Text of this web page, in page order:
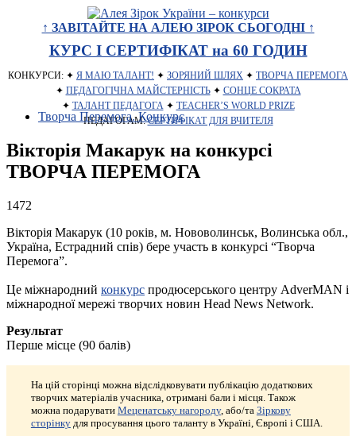
↑ ЗАВІТАЙТЕ НА АЛЕЮ ЗІРОК СЬОГОДНІ ↑
КУРС І СЕРТИФІКАТ на 60 ГОДИН
КОНКУРСИ: ✦ Я МАЮ ТАЛАНТ! ✦ ЗОРЯНИЙ ШЛЯХ ✦ ТВОРЧА ПЕРЕМОГА
✦ ПЕДАГОГІЧНА МАЙСТЕРНІСТЬ✦ СОНЦЕ СОКРАТА
✦ ТАЛАНТ ПЕДАГОГА✦ TEACHER’S WORLD PRIZE
ПЕДАГОГАМ:СЕРТИФІКАТ ДЛЯ ВЧИТЕЛЯ
Творча Перемога. Конкурс
Вікторія Макарук на конкурсі
ТВОРЧА ПЕРЕМОГА
1472
Вікторія Макарук (10 років, м. Нововолинськ, Волинська обл.,
Україна, Естрадний спів) бере участь в конкурсі “Творча
Перемога”.
Це міжнародний конкурс продюсерського центру AdverMAN і
міжнародної мережі творчих новин Head News Network.
Результат
Перше місце (90 балів)
На цій сторінці можна відслідковувати публікацію додаткових
творчих матеріалів учасника, отримані бали і місця. Також
можна подарувати Меценатську нагороду, або/та Зіркову
сторінкудля просування цього таланту в Україні, Європі і США.